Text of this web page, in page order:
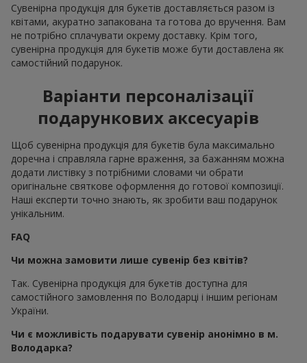
Сувенірна продукція для букетів доставляється разом із
квітами, акуратно запакована та готова до вручення. Вам
не потрібно сплачувати окрему доставку. Крім того,
сувенірна продукція для букетів може бути доставлена як
самостійний подарунок.
Варіанти персоналізації
подарункових аксесуарів
Щоб сувенірна продукція для букетів була максимально
доречна і справляла гарне враження, за бажанням можна
додати листівку з потрібними словами чи обрати
оригінальне святкове оформлення до готової композиції.
Наші експерти точно знають, як зробити ваш подарунок
унікальним.
FAQ
Чи можна замовити лише сувенір без квітів?
Так. Сувенірна продукція для букетів доступна для
самостійного замовлення по Володарці і іншим регіонам
України.
Чи є можливість подарувати сувенір анонімно в м.
Володарка?